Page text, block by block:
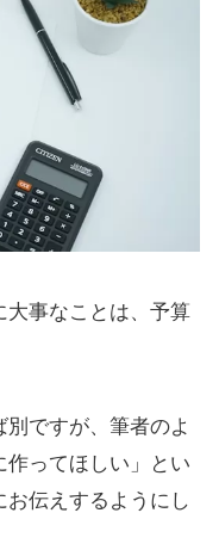
大事なことは、予算
ですが、筆者のよ
作ってほしい」とい
お伝えするようにし